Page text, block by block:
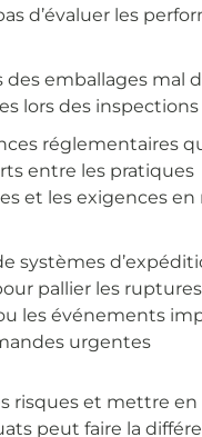
d’évaluer les
des emballages mal
lors des inspections
réglementaires
entre les pratiques
et les exigences en
systèmes
pallier les
les événements
urgentes
risques et mettre en
peut faire la